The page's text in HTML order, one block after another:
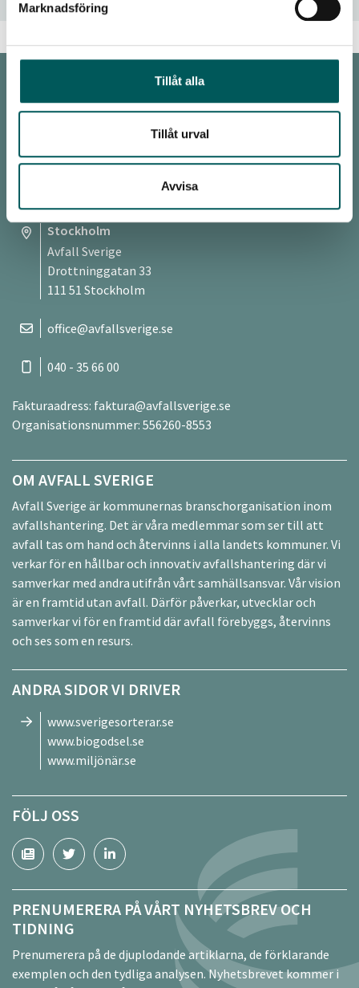
Marknadsföring
Tillåt alla
Tillåt urval
Avvisa
KONTAKT
Avfall Sverige
Stockholm
Avfall Sverige
Drottninggatan 33
111 51 Stockholm
office@avfallsverige.se
040 - 35 66 00
Fakturaadress: faktura@avfallsverige.se
Organisationsnummer: 556260-8553
OM AVFALL SVERIGE
Avfall Sverige är kommunernas branschorganisation inom
avfallshantering. Det är våra medlemmar som ser till att
avfall tas om hand och återvinns i alla landets kommuner. Vi
verkar för en hållbar och innovativ avfallshantering där vi
samverkar med andra utifrån vårt samhällsansvar. Vår vision
är en framtid utan avfall. Därför påverkar, utvecklar och
samverkar vi för en framtid där avfall förebyggs, återvinns
och ses som en resurs.
ANDRA SIDOR VI DRIVER
www.sverigesorterar.se
www.biogodsel.se
www.miljönär.se
FÖLJ OSS
PRENUMERERA PÅ VÅRT NYHETSBREV OCH
TIDNING
Prenumerera på de djuplodande artiklarna, de förklarande
exemplen och den tydliga analysen. Nyhetsbrevet kommer i